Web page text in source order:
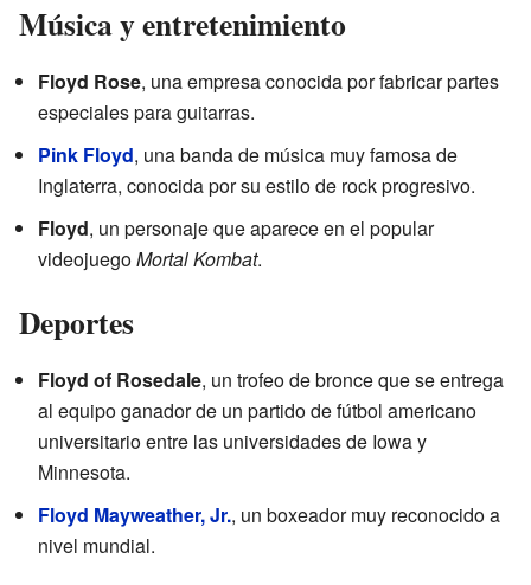
Música y entretenimiento
Floyd Rose, una empresa conocida por fabricar partes
especiales para guitarras.
Pink Floyd, una banda de música muy famosa de
Inglaterra, conocida por su estilo de rock progresivo.
Floyd, un personaje que aparece en el popular
videojuegoMortal Kombat.
Deportes
Floyd of Rosedale, un trofeo de bronce que se entrega
al equipo ganador de un partido de fútbol americano
universitario entre las universidades de Iowa y
Minnesota.
Floyd Mayweather, Jr., un boxeador muy reconocido a
nivel mundial.